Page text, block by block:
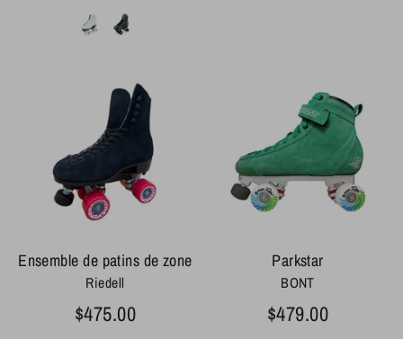
Ensemble de patins de zone
Riedell
$475.00
Parkstar
BONT
$479.00